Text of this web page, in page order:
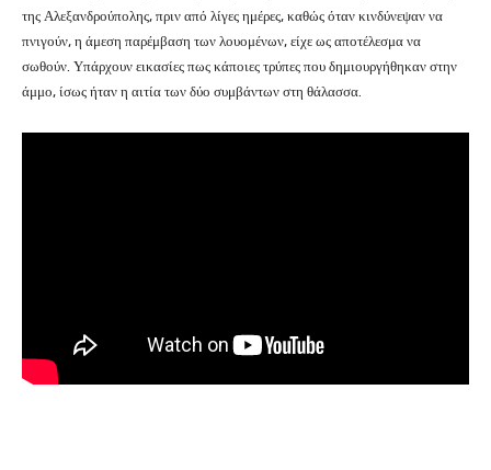
της Αλεξανδρούπολης, πριν από λίγες ημέρες, καθώς όταν κινδύνεψαν να
πνιγούν, η άμεση παρέμβαση των λουομένων, είχε ως αποτέλεσμα να
σωθούν. Υπάρχουν εικασίες πως κάποιες τρύπες που δημιουργήθηκαν στην
άμμο, ίσως ήταν η αιτία των δύο συμβάντων στη θάλασσα.